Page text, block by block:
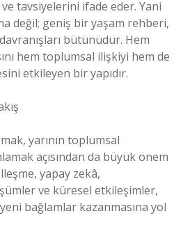
tavsiyelerini ifade eder. Yani
değil; geniş bir yaşam rehberi,
bütünüdür. Hem
hem toplumsal ilişkiyi hem de
etkileyen bir yapıdır.
yarının toplumsal
açısından da büyük önem
yapay zekâ,
ve küresel etkileşimler,
bağlamlar kazanmasına yol